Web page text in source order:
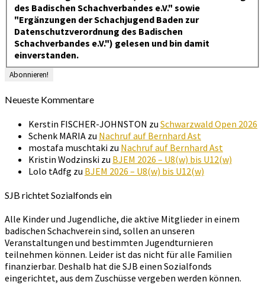
des Badischen Schachverbandes e.V." sowie
"Ergänzungen der Schachjugend Baden zur
Datenschutzverordnung des Badischen
Schachverbandes e.V.") gelesen und bin damit
einverstanden.
Neueste Kommentare
Kerstin FISCHER-JOHNSTON zu Schwarzwald Open 2026
Schenk MARIA zu Nachruf auf Bernhard Ast
mostafa muschtaki zu Nachruf auf Bernhard Ast
Kristin Wodzinski zu BJEM 2026 – U8(w) bis U12(w)
Lolo tAdfg zu BJEM 2026 – U8(w) bis U12(w)
SJB richtet Sozialfonds ein
Alle Kinder und Jugendliche, die aktive Mitglieder in einem
badischen Schachverein sind, sollen an unseren
Veranstaltungen und bestimmten Jugendturnieren
teilnehmen können. Leider ist das nicht für alle Familien
finanzierbar. Deshalb hat die SJB einen Sozialfonds
eingerichtet, aus dem Zuschüsse vergeben werden können.